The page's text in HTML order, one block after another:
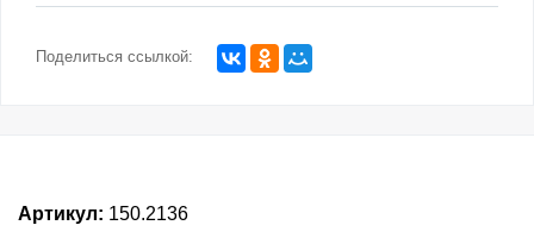
Поделиться ссылкой:
Артикул: 150.2136